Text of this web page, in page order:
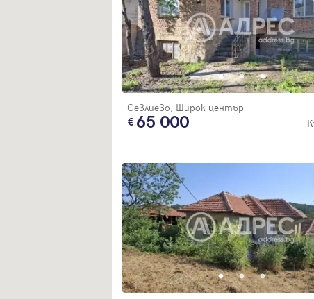
Севлиево, Широк център
65 000